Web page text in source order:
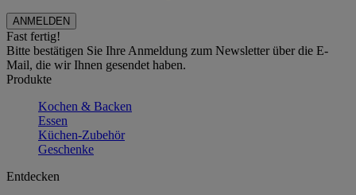
Fast fertig!
Bitte bestätigen Sie Ihre Anmeldung zum Newsletter über die E-
Mail, die wir Ihnen gesendet haben.
Produkte
Kochen & Backen
Essen
Küchen-Zubehör
Geschenke
Entdecken